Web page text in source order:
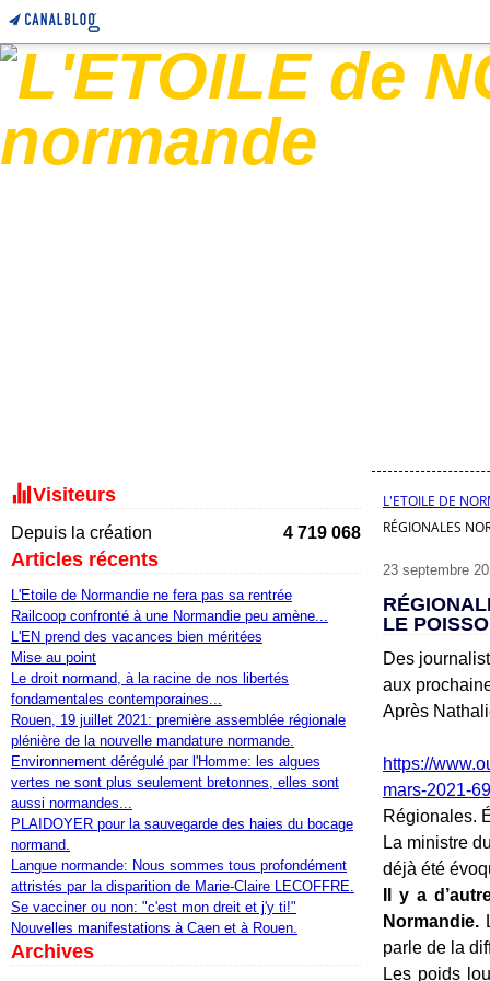
Visiteurs
Depuis la création 4 719 068
Articles récents
L'Etoile de Normandie ne fera pas sa rentrée
Railcoop confronté à une Normandie peu amène...
L'EN prend des vacances bien méritées
Mise au point
Le droit normand, à la racine de nos libertés
fondamentales contemporaines...
Rouen, 19 juillet 2021: première assemblée régionale
plénière de la nouvelle mandature normande.
Environnement dérégulé par l'Homme: les algues
vertes ne sont plus seulement bretonnes, elles sont
aussi normandes...
PLAIDOYER pour la sauvegarde des haies du bocage
normand.
Langue normande: Nous sommes tous profondément
attristés par la disparition de Marie-Claire LECOFFRE.
Se vacciner ou non: "c'est mon dreit et j'y ti!"
Nouvelles manifestations à Caen et à Rouen.
Archives
L'ETOILE DE
RÉGIONALES
23 septembre
LE
Des
aux
Après
https://
mars-2021-
Régionales.
La ministre
déjà été
Il y a
Normandie.
parle de la
Les poids